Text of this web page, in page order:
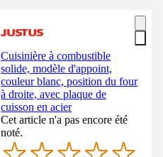
Cuisinière à combustible
solide, modèle d'appoint,
couleur blanc, position du four
à droite, avec plaque de
cuisson en acier
Cet article n'a pas encore été
noté.